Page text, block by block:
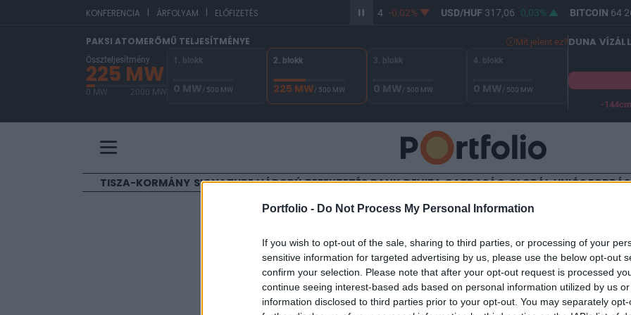
Portfolio - Do Not Process My Personal Information
If you wish to opt-out of the sale, sharing to third parties, or processing of your
sensitive information for targeted advertising by us, please use the below opt-out
confirm your selection. Please note that after your opt-out request is processed
continue seeing interest-based ads based on personal information utilized by us
information disclosed to third parties prior to your opt-out. You may separately
KONFERENCIA | ÁRFOLYAM | ELŐFIZETÉS 365,34 -0,02% USD/HUF317,06 0,03% BITCOIN64
PAKSI ATOMERŐMŰ TELJESÍTMÉNYE Mit jelent ez?
Összteljesítmény
225 MW
0 MW 2000 MW
1. blokk
0 MW/ 500 MW
2. blokk
225 MW/ 500 MW
3. blokk
0 MW/ 500 MW
4. blokk
0 MW/ 500 MW
DUNA
-144cm
TISZA-KORMÁNY SIGNATURE HÁBORÚ BEFEKTETÉS BANK DEVIZA GAZDASÁG GLOBÁL UNIÓS
ELŐFIZETŐI TARTALOM
Vegyes a kép Európában
2001. február 08. 18:24